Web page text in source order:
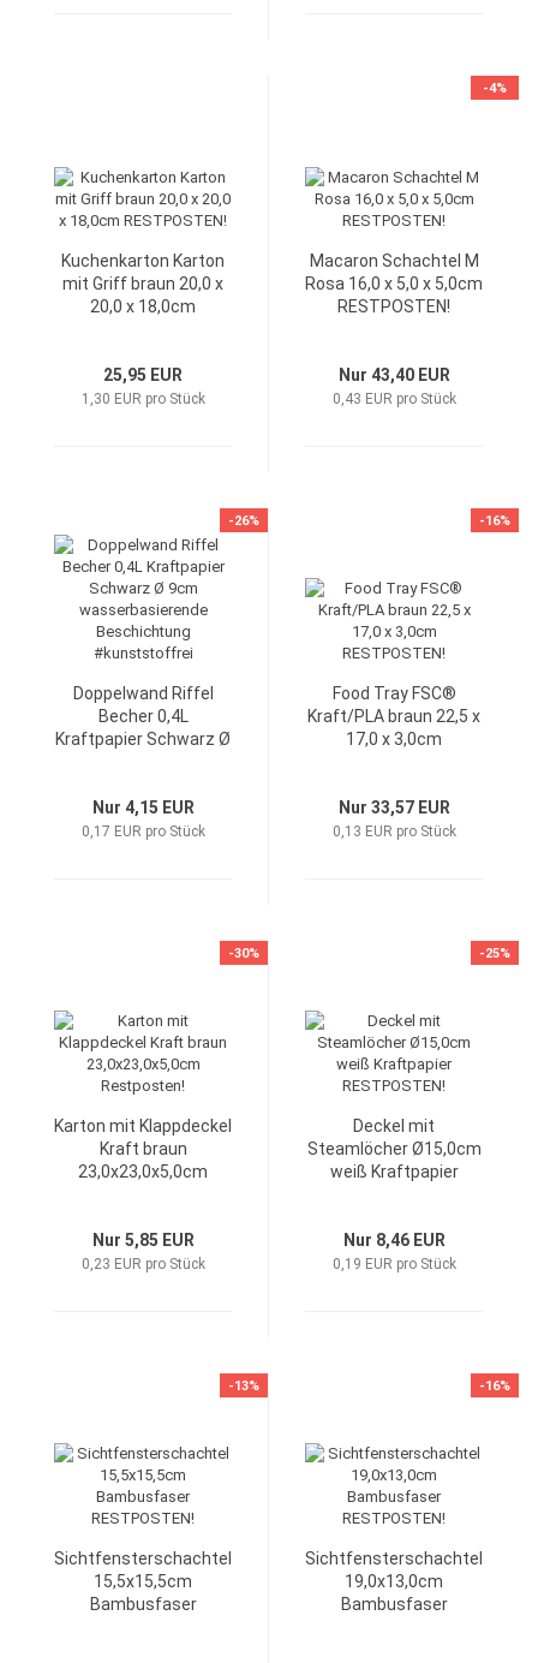
Kuchenkarton Karton
mit Griff braun 20,0 x
20,0 x 18,0cm
25,95 EUR
1,30 EUR pro Stück
-4%
Macaron Schachtel M
Rosa 16,0 x 5,0 x 5,0cm
RESTPOSTEN!
Nur 43,40 EUR
0,43 EUR pro Stück
-26%
Doppelwand Riffel
Becher 0,4L
Kraftpapier Schwarz Ø
Beschichtung
#kunststoffrei
Nur 4,15 EUR
0,17 EUR pro Stück
-16%
Food Tray FSC®
Kraft/PLA braun 22,5 x
17,0 x 3,0cm
Nur 33,57 EUR
0,13 EUR pro Stück
-30%
Karton mit Klappdeckel
Kraft braun
23,0x23,0x5,0cm
Nur 5,85 EUR
0,23 EUR pro Stück
-25%
Deckel mit
Steamlöcher Ø15,0cm
weiß Kraftpapier
Nur 8,46 EUR
0,19 EUR pro Stück
-13%
Sichtfensterschachtel
15,5x15,5cm
Bambusfaser
-16%
Sichtfensterschachtel
19,0x13,0cm
Bambusfaser